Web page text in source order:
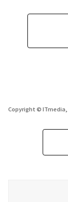
Copyright © ITmedia,